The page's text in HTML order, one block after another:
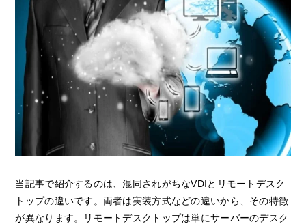
当記事で紹介するのは、混同されがちなVDIとリモートデスク
トップの違いです。両者は実装方式などの違いから、その特徴
が異なります。リモートデスクトップは単にサーバーのデスク